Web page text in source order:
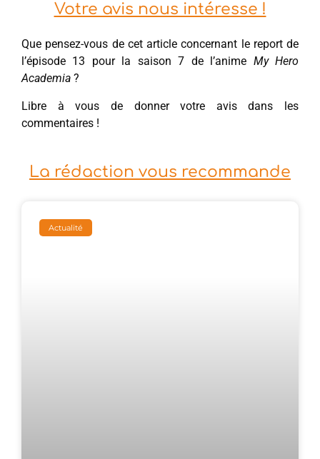
Votre avis nous intéresse !
Que pensez-vous de cet article concernant le report de
l’épisode 13 pour la saison 7 de l’anime My Hero
Academia ?
Libre à vous de donner votre avis dans les
commentaires !
La rédaction vous recommande
Actualité